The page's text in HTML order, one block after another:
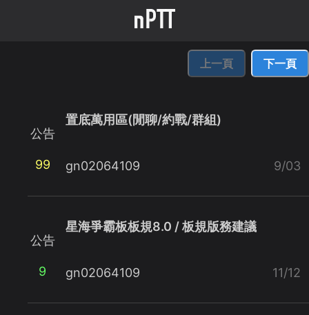
上一頁 下一頁
公告
99
置底萬用區(閒聊/約戰/群組)
gn02064109 9/03
公告
9
星海爭霸板板規8.0 / 板規版務建議
gn02064109 11/12